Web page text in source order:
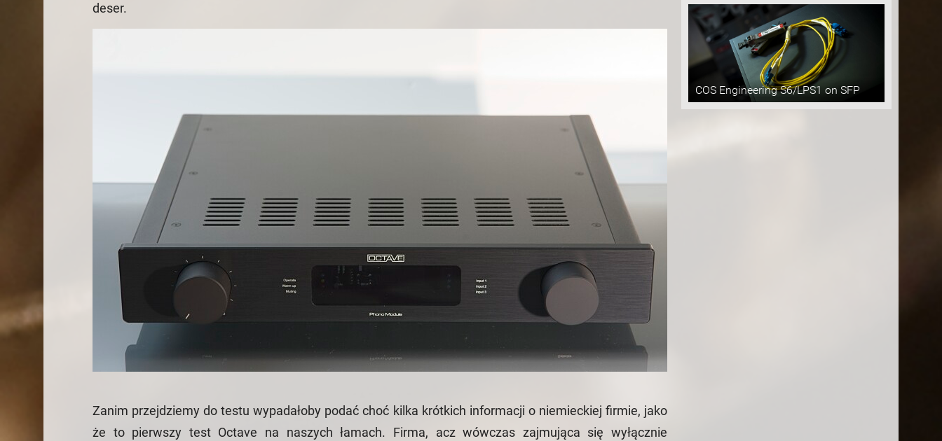
deser.
Zanim przejdziemy do testu wypadałoby podać choć kilka krótkich informacji o niemieckiej firmie, jako
że to pierwszy test Octave na naszych łamach. Firma, acz wówczas zajmująca się wyłącznie
COS Engineering S6/LPS1 on SFP